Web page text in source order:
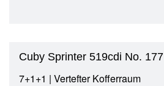
Cuby Sprinter 519cdi No. 177
7+1+1 | Vertefter Kofferraum